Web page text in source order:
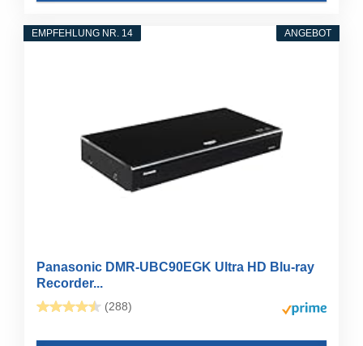
ANGEBOT
EMPFEHLUNG NR. 14
Panasonic DMR-UBC90EGK Ultra HD Blu-ray
Recorder...
(288)